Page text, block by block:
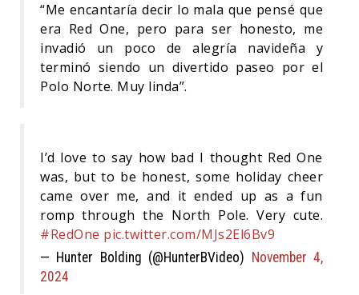
“Me encantaría decir lo mala que pensé que
era Red One, pero para ser honesto, me
invadió un poco de alegría navideña y
terminó siendo un divertido paseo por el
Polo Norte. Muy linda”.
I’d love to say how bad I thought Red One
was, but to be honest, some holiday cheer
came over me, and it ended up as a fun
romp through the North Pole. Very cute.
#RedOne pic.twitter.com/MJs2El6Bv9
— Hunter Bolding (@HunterBVideo) November 4,
2024